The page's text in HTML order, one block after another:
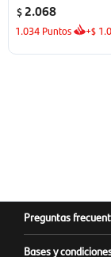
$ 2.068
1.034 Puntos +$
Preguntas
Bases y